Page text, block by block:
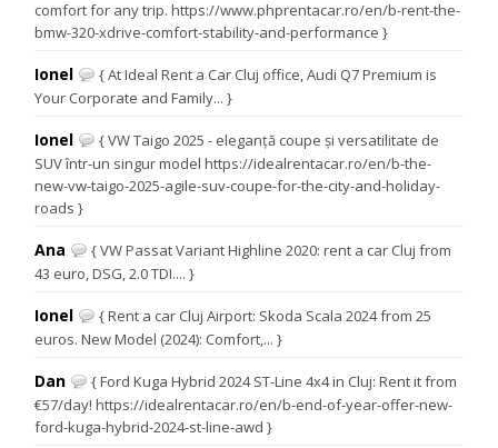
comfort for any trip. https://www.phprentacar.ro/en/b-rent-the-
bmw-320-xdrive-comfort-stability-and-performance }
Ionel
{ At Ideal Rent a Car Cluj office, Audi Q7 Premium is
Your Corporate and Family... }
Ionel
{ VW Taigo 2025 - eleganță coupe și versatilitate de
SUV într-un singur model https://idealrentacar.ro/en/b-the-
new-vw-taigo-2025-agile-suv-coupe-for-the-city-and-holiday-
roads }
Ana
{ VW Passat Variant Highline 2020: rent a car Cluj from
43 euro, DSG, 2.0 TDI.... }
Ionel
{ Rent a car Cluj Airport: Skoda Scala 2024 from 25
euros. New Model (2024): Comfort,... }
Dan
{ Ford Kuga Hybrid 2024 ST-Line 4x4 in Cluj: Rent it from
€57/day! https://idealrentacar.ro/en/b-end-of-year-offer-new-
ford-kuga-hybrid-2024-st-line-awd }